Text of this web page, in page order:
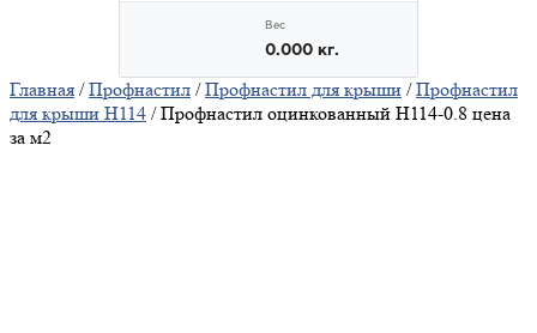
Главная /Профнастил /Профнастил для крыши /Профнастил
для крыши Н114 / Профнастил оцинкованный H114-0.8 цена
за м2